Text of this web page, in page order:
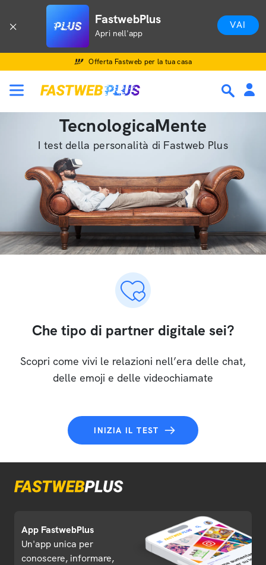
FastwebPlus
Apri nell'app
VAI
Offerta Fastweb per la tua casa
TecnologicaMente
I test della personalità di Fastweb Plus
Che tipo di partner digitale sei?
Scopri come vivi le relazioni nell’era delle chat,
delle emoji e delle videochiamate
INIZIA IL TEST
App FastwebPlus
Un'app unica per
conoscere, informare,